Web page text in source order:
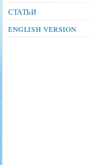
СТАТЬИ
ENGLISH VERSION